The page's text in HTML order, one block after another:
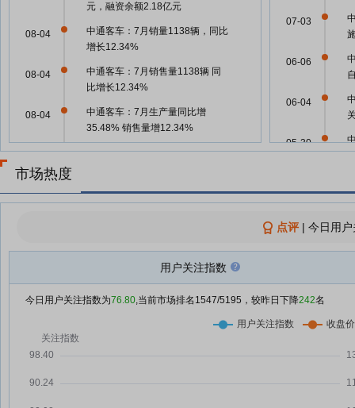
元，融资余额2.18亿元
中通客车：7月销量1138辆，同比
增长12.34%
08-04
中通客车：7月销售量1138辆 同
比增长12.34%
08-04
中通客车：7月生产量同比增
35.48% 销售量增12.34%
08-04
中通客车：7月整车销售1138辆，
中通客车：融资净偿还229.83万
08-04
中通客车：融资净买入5.8万元，
中通客车：融资净偿还731.55万
07-30
07-29
07-28
07-03
06-06
06-04
05-30
05-28
05-15
市场热度
点评| 今日用
用户关注指数
今日用户关注指数为76.80,当前市场排名 1547/5195，较昨日下降242名